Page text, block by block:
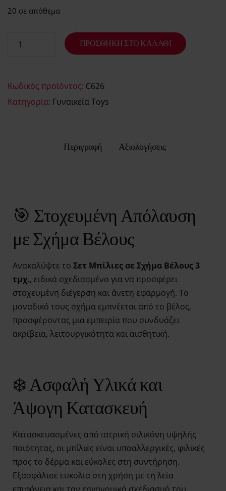
20 σε απόθεμα
ΠΡΟΣΘΉΚΗ ΣΤΟ ΚΑΛΆΘΙ
Κωδικός προϊόντος: C626
Κατηγορία: Γυναικεία Toys
Περιγραφή Αξιολογήσεις
🎯 Στοχευμένη Απόλαυση
με Σχήμα Βέλους
Ανακαλύψτε το Σετ Μπίλιες σε Σχήμα Βέλους 3
τμχ., ειδικά σχεδιασμένο για να προσφέρει
στοχευμένη διέγερση και άνετη εφαρμογή. Το
μοναδικό τους σχήμα εμπνέεται από το βέλος,
προσφέροντας μια εμπειρία που συνδυάζει
ακρίβεια, λειτουργικότητα και αισθητική.
❄️ Ασφαλή Υλικά και
Άψογη Κατασκευή
Κατασκευασμένες από ιατρική σιλικόνη υψηλής
ποιότητας, οι μπίλιες είναι υποαλλεργικές, φιλικές
προς το δέρμα και εύκολες στη συντήρηση.
Εξασφάλισε ευκολία στη χρήση με τη λεία